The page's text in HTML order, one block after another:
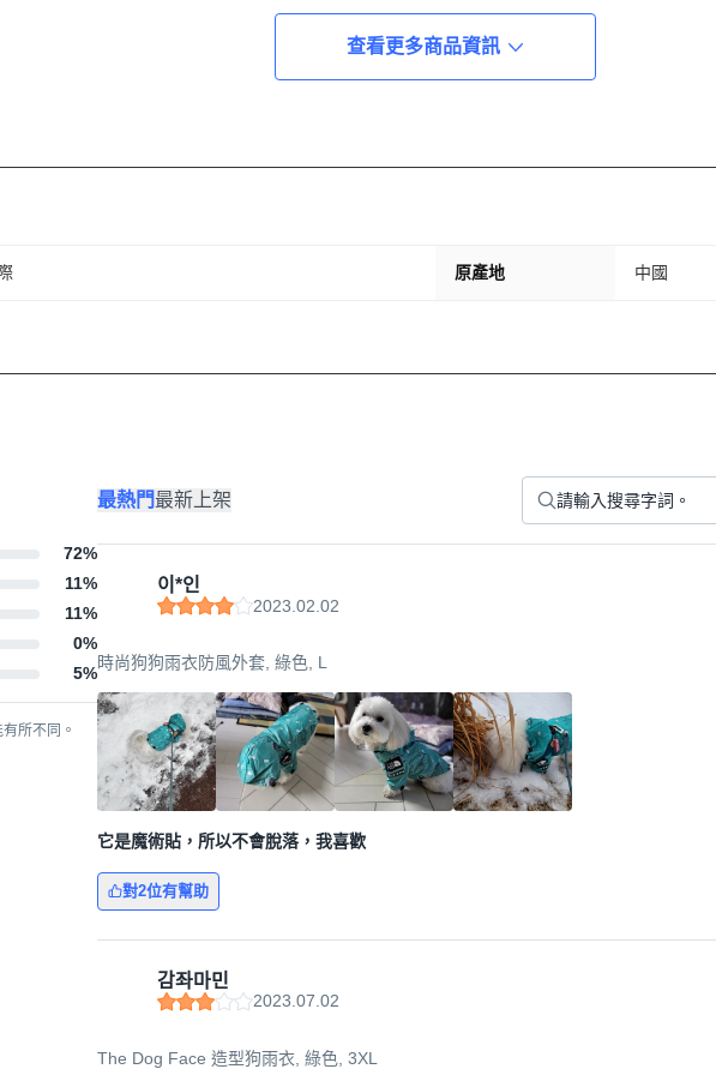
查看更多商品資訊
原產地 中國
72%
11%
11%
0%
5%
所不同。
最熱門最新上架
이*인
2023.02.02
時尚狗狗雨衣防風外套, 綠色, L
它是魔術貼，所以不會脫落，我喜歡
對2位有幫助
감좌마민
2023.07.02
The Dog Face 造型狗雨衣, 綠色, 3XL